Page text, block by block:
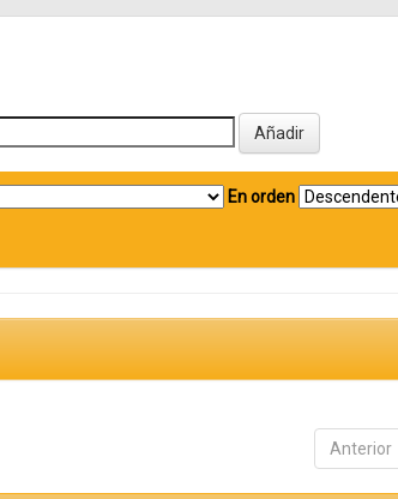
En orden
Anterior